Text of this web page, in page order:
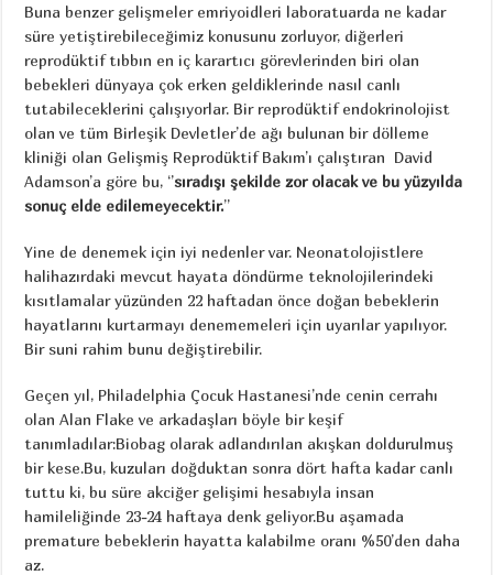
Buna benzer gelişmeler emriyoidleri laboratuarda ne kadar
süre yetiştirebileceğimiz konusunu zorluyor, diğerleri
reprodüktif tıbbın en iç karartıcı görevlerinden biri olan
bebekleri dünyaya çok erken geldiklerinde nasıl canlı
tutabileceklerini çalışıyorlar. Bir reprodüktif endokrinolojist
olan ve tüm Birleşik Devletler’de ağı bulunan bir dölleme
kliniği olan Gelişmiş Reprodüktif Bakım’ı çalıştıran David
Adamson’a göre bu, ‘’sıradışı şekilde zor olacak ve bu yüzyılda
sonuç elde edilemeyecektir.’’
Yine de denemek için iyi nedenler var. Neonatolojistlere
halihazırdaki mevcut hayata döndürme teknolojilerindeki
kısıtlamalar yüzünden 22 haftadan önce doğan bebeklerin
hayatlarını kurtarmayı denememeleri için uyarılar yapılıyor.
Bir suni rahim bunu değiştirebilir.
Geçen yıl, Philadelphia Çocuk Hastanesi’nde cenin cerrahı
olan Alan Flake ve arkadaşları böyle bir keşif
tanımladılar:Biobag olarak adlandırılan akışkan doldurulmuş
bir kese.Bu, kuzuları doğduktan sonra dört hafta kadar canlı
tuttu ki, bu süre akciğer gelişimi hesabıyla insan
hamileliğinde 23-24 haftaya denk geliyor.Bu aşamada
premature bebeklerin hayatta kalabilme oranı %50’den daha
az.